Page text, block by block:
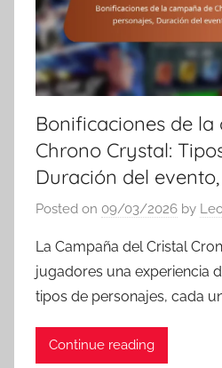
Bonificaciones de
Chrono Crystal:
Duración del
Posted on 09/03/2026 by
La Campaña del Cristal
jugadores una experiencia
tipos de personajes, cada
Continue reading